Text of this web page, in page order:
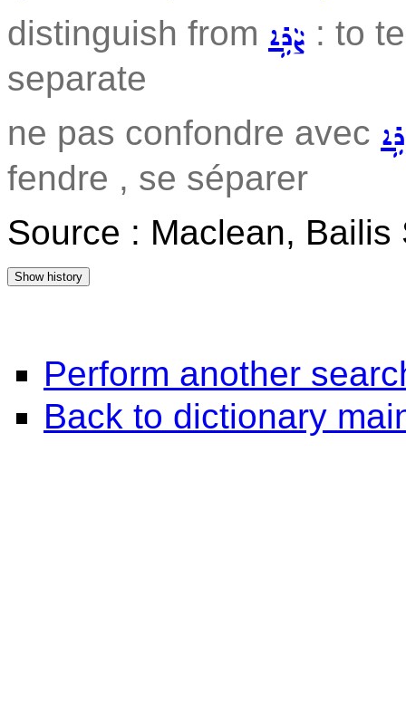
distinguish from ܨܵܪܹܐ : to
separate
ne pas confondre avec
fendre , se séparer
Source : Maclean, Bailis
Perform another
Back to dictionary